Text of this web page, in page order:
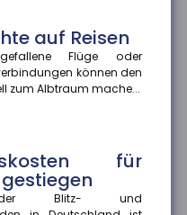
auf Reisen
Flüge oder
können den
zum Albtraum mache...
für
Blitz- und
haben Erstklässler einen
auf Ganztagsbetreuung.
Anwälte auch
möglich
hat entschieden, dass
Anwälte auch dann in